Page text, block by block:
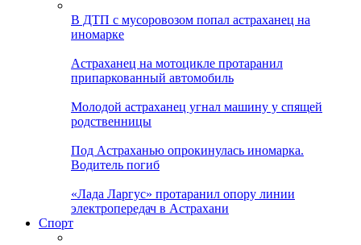
В ДТП с мусоровозом попал астраханец на
иномарке
Астраханец на мотоцикле протаранил
припаркованный автомобиль
Молодой астраханец угнал машину у спящей
родственницы
Под Астраханью опрокинулась иномарка.
Водитель погиб
«Лада Ларгус» протаранил опору линии
электропередач в Астрахани
Спорт